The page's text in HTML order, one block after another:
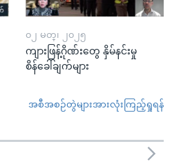
၀၂ မတ္၊ ၂၀၂၅
ကျားဖြန့်ဂိုဏ်းတွေ နှိမ်နင်းမှု
စိန်ခေါ်ချက်များ
အစီအစဉ်တွဲများအားလုံးကြည့်ရှုရန်